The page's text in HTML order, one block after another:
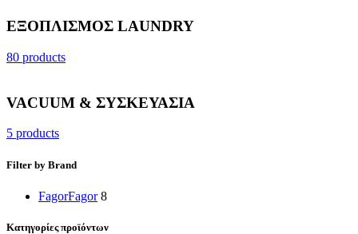
ΕΞΟΠΛΙΣΜΟΣ LAUNDRY
80 products
VACUUM & ΣΥΣΚΕΥΑΣΙΑ
5 products
Filter by Brand
FagorFagor 8
Κατηγορίες προϊόντων